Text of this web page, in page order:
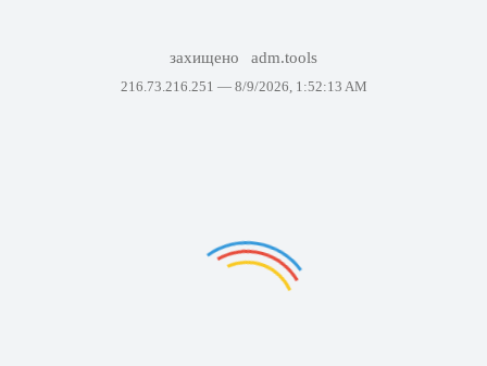
захищено adm.tools
216.73.216.251 — 8/9/2026, 1:52:13 AM